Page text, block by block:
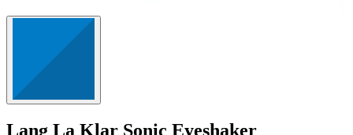
Lang La Klar Sonic Eyeshaker